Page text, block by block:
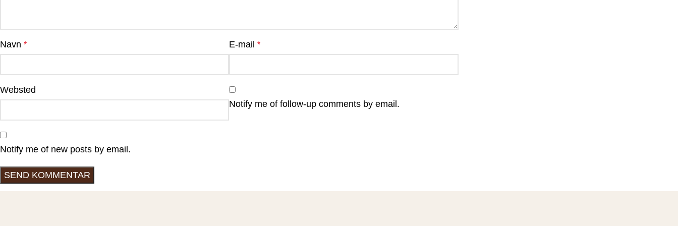
Navn * E-mail*
Websted
Notify me of follow-up comments by email.
Notify me of new posts by email.